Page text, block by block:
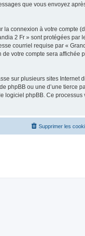
que vous envoyez
connexion à votre compte
2 Fr » sont protégées par
courriel requise par «
votre compte sera affichée
sur plusieurs sites Internet
phpBB ou une d’une tierce
logiciel phpBB. Ce
Supprimer les